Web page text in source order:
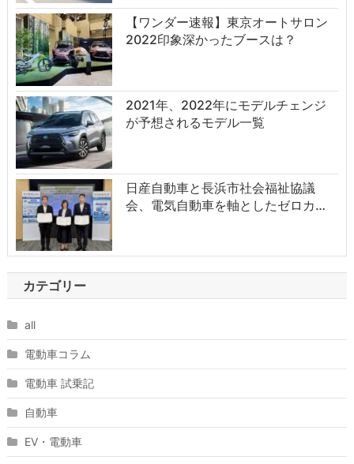
【ワンダー速報】東京オートサロン
2022印象深かったブースは？
2021年、2022年にモデルチェンジ
が予想されるモデル一覧
日産自動車と長浜市社会福祉協議
会、電気自動車を軸としたゼロカ…
カテゴリー
all
電動車コラム
電動車 試乗記
自動車
EV・電動車